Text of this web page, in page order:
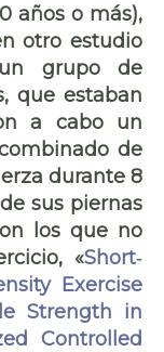
años o más),
otro estudio
grupo de
que estaban
a cabo un
de
durante 8
sus piernas
los que no
«Short‐
Exercise
Strength in
Controlled